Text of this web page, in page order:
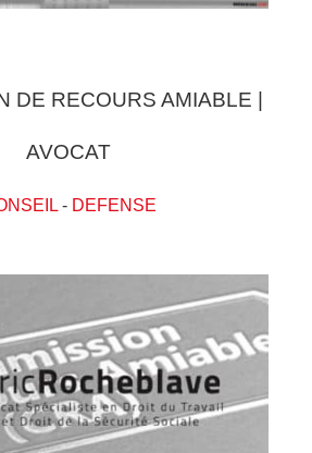
DE RECOURS AMIABLE |
AVOCAT
- DEFENSE